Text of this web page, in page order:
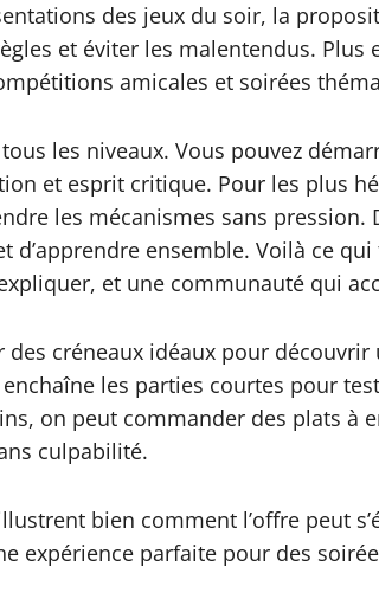
des jeux du soir, la
et éviter les malentendus. Plus
amicales et soirées
les niveaux. Vous pouvez
et esprit critique. Pour les plus
les mécanismes sans pression.
ensemble. Voilà ce qui
et une communauté qui
créneaux idéaux pour
les parties courtes pour
on peut commander des plats à
culpabilité.
bien comment l’offre peut
expérience parfaite pour des